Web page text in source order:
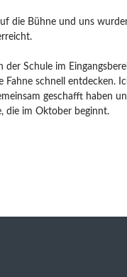
die Bühne und uns
der Schule im
Fahne schnell entdecken.
geschafft haben
die im Oktober beginnt.